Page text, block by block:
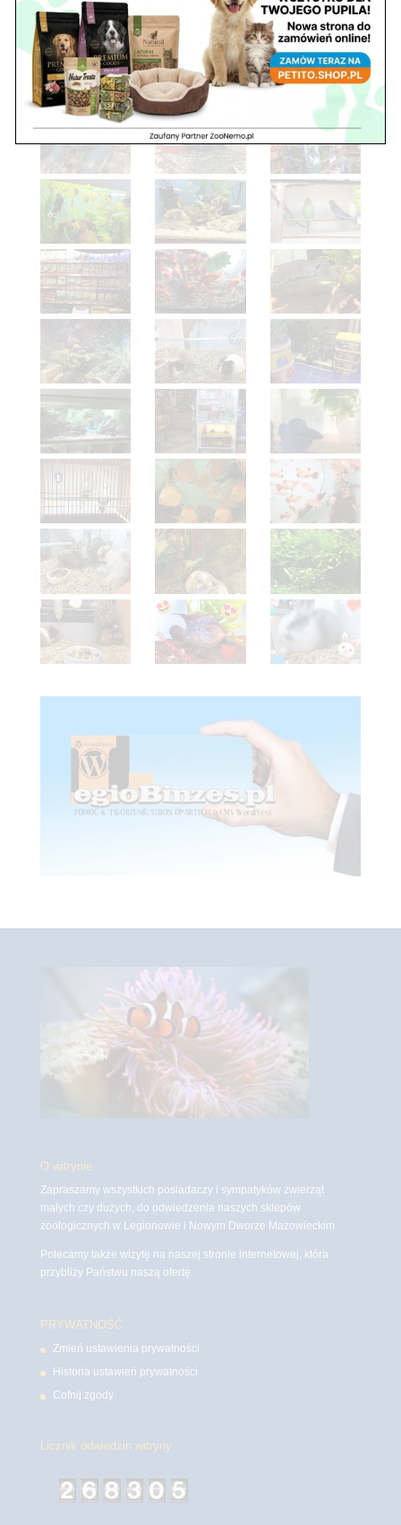
O witrynie
Zapraszamy wszystkich posiadaczy i sympatyków zwierząt
małych czy dużych, do odwiedzenia naszych sklepów
zoologicznych w Legionowie i Nowym Dworze Mazowieckim
Polecamy także wizytę na naszej stronie internetowej, która
przybliży Państwu naszą ofertę.
PRYWATNOŚĆ
Zmień ustawienia prywatności
Historia ustawień prywatności
Cofnij zgody
Licznik odwiedzin witryny